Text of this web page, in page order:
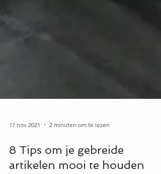
17 nov 2021 2 minuten om te lezen